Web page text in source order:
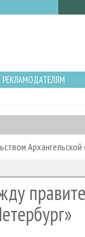
РЕКЛАМОДАТЕЛЯМ